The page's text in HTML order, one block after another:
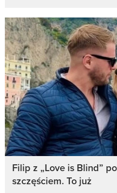
Filip z „Love is Blind”
szczęściem. To już